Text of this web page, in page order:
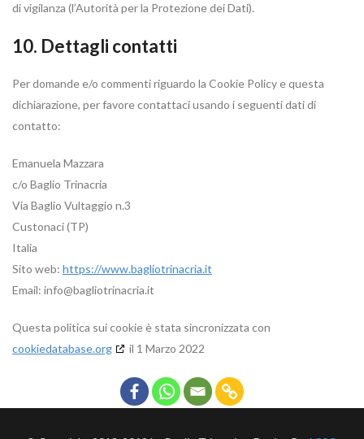
di vigilanza (l’Autorità per la Protezione dei Dati).
10. Dettagli contatti
Per domande e/o commenti riguardo la Cookie Policy e questa
dichiarazione, per favore contattaci usando i seguenti dati di
contatto:
Emanuela Mazzara
c/o Baglio Trinacria
Via Baglio Vultaggio n.3
Custonaci (TP)
Italia
Sito web: https://www.bagliotrinacria.it
Email: ti.aircanirtoilgab@ofni
Questa politica sui cookie è stata sincronizzata con
cookiedatabase.org
il 1 Marzo 2022